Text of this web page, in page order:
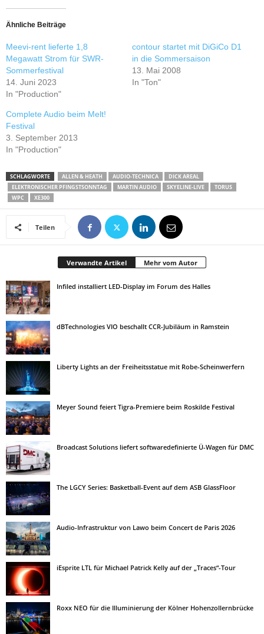
Ähnliche Beiträge
Meevi-rent lieferte 1,8
Megawatt Strom für SWR-
Sommerfestival
14. Juni 2023
In "Production"
contour startet mit DiGiCo D1
in die Sommersaison
13. Mai 2008
In "Ton"
Complete Audio beim Melt!
Festival
3. September 2013
In "Production"
SCHLAGWORTE ALLEN & HEATH AUDIO-TECHNICA
DICK AREAL
ELEKTRONISCHER PFINGSTSONNTAG
MARTIN AUDIO SKYELINE-LIVE
TORUS
WPC
XE300
Teilen
Verwandte Artikel Mehr vom Autor
Infiled installiert LED-Display im Forum des Halles
dBTechnologies VIO beschallt CCR-Jubiläum in Ramstein
Liberty Lights an der Freiheitsstatue mit Robe-Scheinwerfern
Meyer Sound feiert Tigra-Premiere beim Roskilde Festival
Broadcast Solutions liefert softwaredefinierte Ü-Wagen für DMC
The LGCY Series: Basketball-Event auf dem ASB GlassFloor
Audio-Infrastruktur von Lawo beim Concert de Paris 2026
iEsprite LTL für Michael Patrick Kelly auf der „Traces“-Tour
Roxx NEO für die Illuminierung der Kölner Hohenzollernbrücke